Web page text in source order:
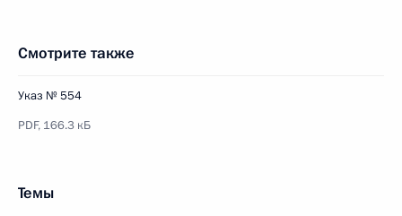
Смотрите также
Указ № 554
PDF, 166.3 кБ
Темы